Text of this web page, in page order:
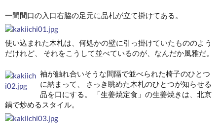
一間間口の入口右脇の足元に品札が立て掛けてある。
使い込まれた木札は、何処かの壁に引っ掛けていたもののよう
だけれど、 それをこうして並べているのが、なんだか風雅だ。
袖が触れ合いそうな間隔で並べられた椅子のひとつ
に納まって、 さっき眺めた木札のひとつが知らせる
品を口にする。 「生姜焼定食」の生姜焼きは、北京
鍋で炒めるスタイル。